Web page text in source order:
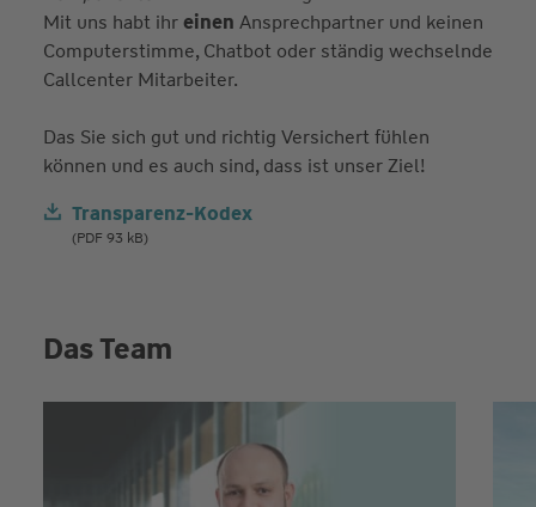
Mit uns habt ihreinen Ansprechpartner und keinen
Computerstimme, Chatbot oder ständig wechselnde
Callcenter Mitarbeiter.
Das Sie sich gut und richtig Versichert fühlen
können und es auch sind, dass ist unser Ziel!
Transparenz-Kodex
(PDF 93 kB)
Das Team